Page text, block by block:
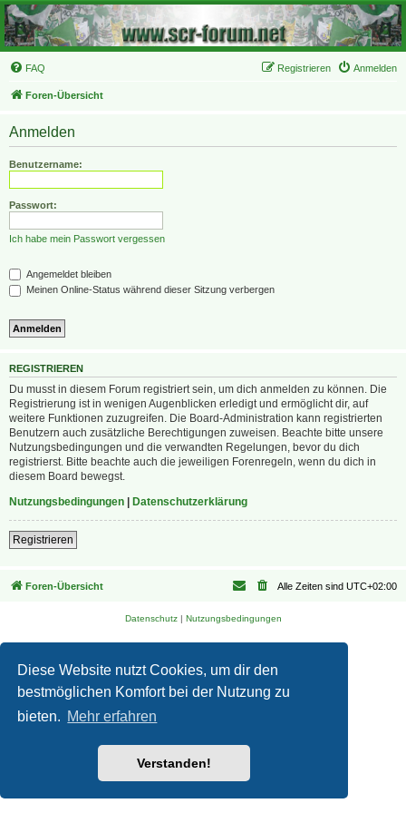
Diese Website nutzt Cookies, um dir den
bestmöglichen Komfort bei der Nutzung zu
bieten. Mehr erfahren
Verstanden!
FAQ Anmelden
Registrieren
Foren-Übersicht
Anmelden
Benutzername:
Passwort:
Ich habe mein Passwort vergessen
Angemeldet bleiben
Meinen Online-Status während dieser Sitzung verbergen
REGISTRIEREN
Du musst in diesem Forum registriert sein, um dich anmelden zu können. Die
Registrierung ist in wenigen Augenblicken erledigt und ermöglicht dir, auf
weitere Funktionen zuzugreifen. Die Board-Administration kann registrierten
Benutzern auch zusätzliche Berechtigungen zuweisen. Beachte bitte unsere
Nutzungsbedingungen und die verwandten Regelungen, bevor du dich
registrierst. Bitte beachte auch die jeweiligen Forenregeln, wenn du dich in
diesem Board bewegst.
Nutzungsbedingungen
Datenschutzerklärung
Registrieren
Foren-Übersicht Alle Zeiten sind UTC+02:00
Datenschutz| Nutzungsbedingungen